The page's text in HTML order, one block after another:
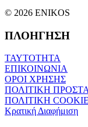
© 2026 ENIKOS
ΠΛΟΗΓΗΣΗ
ΤΑΥΤΟΤΗΤΑ
ΕΠΙΚΟΙΝΩΝΙΑ
ΟΡΟΙ ΧΡΗΣΗΣ
ΠΟΛΙΤΙΚΗ
ΠΟΛΙΤΙΚΗ
Κρατική Διαφήμιση